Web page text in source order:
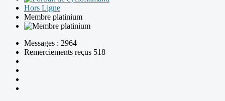
Hors Ligne
Membre platinium
Messages : 2964
Remerciements reçus 518